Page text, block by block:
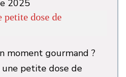
petite dose de
moment gourmand ?
une petite dose de